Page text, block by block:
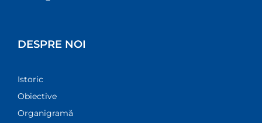
DESPRE NOI
Istoric
Obiective
Organigramă